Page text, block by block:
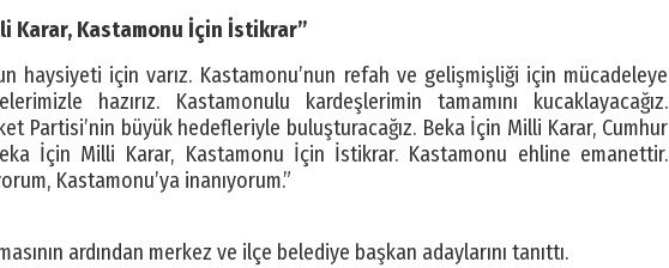
Karar, Kastamonu İçin İstikrar”
haysiyeti için varız. Kastamonu’nun refah ve gelişmişliği için mücadeleye
hazırız. Kastamonulu kardeşlerimin tamamını kucaklayacağız.
Partisi’nin büyük hedefleriyle buluşturacağız. Beka İçin Milli Karar, Cumhur
İçin Milli Karar, Kastamonu İçin İstikrar. Kastamonu ehline emanettir.
Kastamonu’ya inanıyorum.”
ardından merkez ve ilçe belediye başkan adaylarını tanıttı.